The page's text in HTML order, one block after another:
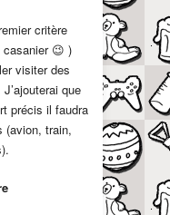
critère
😉 )
visiter des
que
précis il faudra
(avion, train,